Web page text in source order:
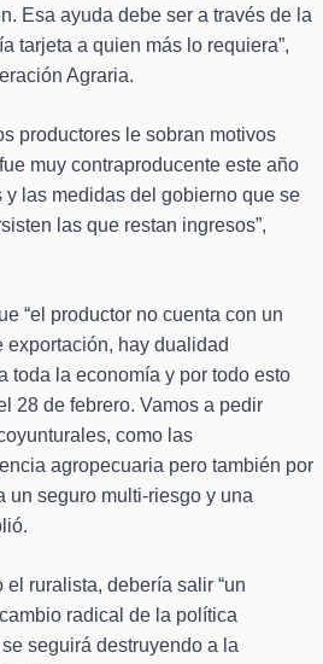
Esa ayuda debe ser a través de la
tarjeta a quien más lo requiera”,
Agraria.
productores le sobran motivos
muy contraproducente este año
y las medidas del gobierno que se
las que restan ingresos”,
“el productor no cuenta con un
exportación, hay dualidad
toda la economía y por todo esto
28 de febrero. Vamos a pedir
como las
agropecuaria pero también por
un seguro multi-riesgo y una
ruralista, debería salir “un
radical de la política
seguirá destruyendo a la